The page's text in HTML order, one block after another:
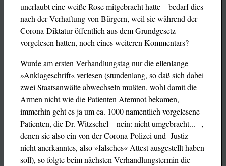
unerlaubt eine weiße Rose mitgebracht hatte – bedarf dies
nach der Verhaftung von Bürgern, weil sie während der
Corona-Diktatur öffentlich aus dem Grundgesetz
vorgelesen hatten, noch eines weiteren Kommentars?
Wurde am ersten Verhandlungstag nur die ellenlange
»Anklageschrift« verlesen (stundenlang, so daß sich dabei
zwei Staatsanwälte abwechseln mußten, wohl damit die
Armen nicht wie die Patienten Atemnot bekamen,
immerhin geht es ja um ca. 1000 namentlich vorgelesene
Patienten, die Dr. Witzschel – nein: nicht umgebracht... –,
denen sie also ein von der Corona-Polizei und -Justiz
nicht anerkanntes, also »falsches« Attest ausgestellt haben
soll), so folgte beim nächsten Verhandlungstermin die